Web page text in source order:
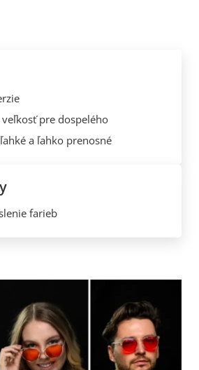
pre dospelého
a ľahko prenosné
farieb